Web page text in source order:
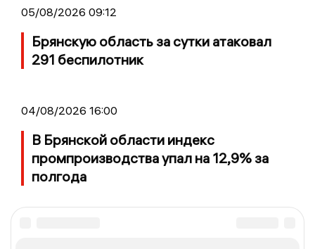
05/08/2026 09:12
Брянскую область за сутки атаковал
291 беспилотник
04/08/2026 16:00
В Брянской области индекс
промпроизводства упал на 12,9% за
полгода